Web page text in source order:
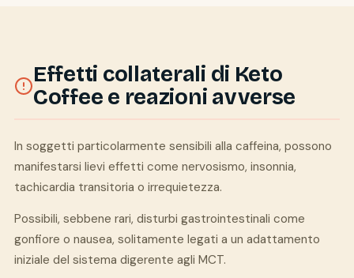
Effetti collaterali di Keto
Coffee e reazioni avverse
In soggetti particolarmente sensibili alla caffeina, possono
manifestarsi lievi effetti come nervosismo, insonnia,
tachicardia transitoria o irrequietezza.
Possibili, sebbene rari, disturbi gastrointestinali come
gonfiore o nausea, solitamente legati a un adattamento
iniziale del sistema digerente agli MCT.